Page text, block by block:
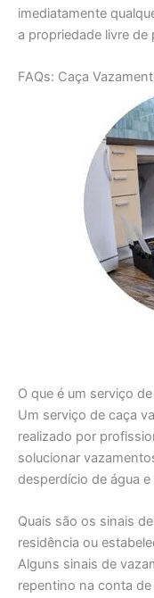
imediatamente
a propriedade livre de
FAQs: Caça
O que é um serviço
Um serviço de caça
realizado por
solucionar
desperdício de água
Quais são os sinais
residência ou
Alguns sinais de
repentino na conta